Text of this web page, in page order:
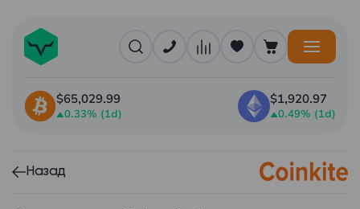
$65,029.99
0.33% (1d)
$1,920.97
0.49% (1d)
Назад